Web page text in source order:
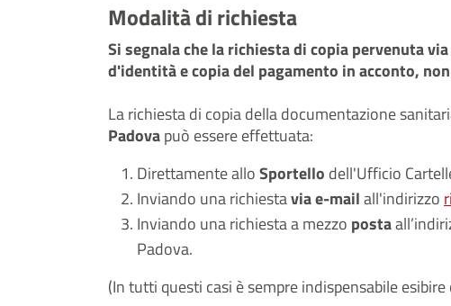
Modalità di richiesta
Si segnala che la richiesta di copia pervenuta
d'identità e copia del pagamento in acconto,
La richiesta di copia della documentazione
Padovapuò essere effettuata:
Direttamente alloSportello dell'Ufficio
Inviando una richiestavia e-mailall'indirizzo
Inviando una richiesta a mezzo posta
Padova.
(In tutti questi casi è sempre indispensabile